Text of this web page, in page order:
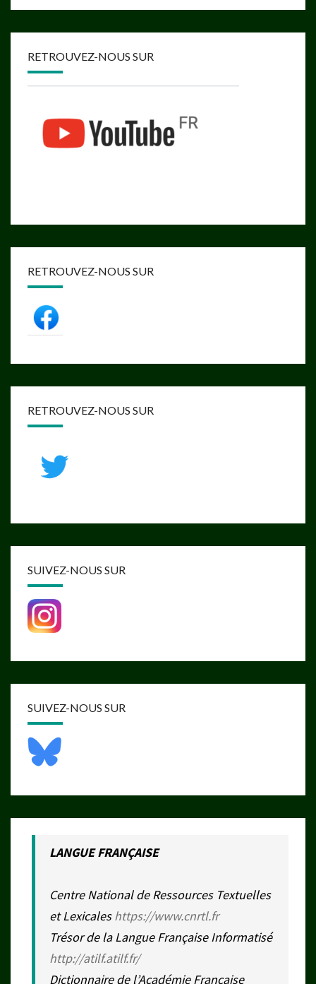
RETROUVEZ-NOUS SUR
RETROUVEZ-NOUS SUR
RETROUVEZ-NOUS SUR
SUIVEZ-NOUS SUR
SUIVEZ-NOUS SUR
LANGUE FRANÇAISE
Centre National de Ressources Textuelles
et Lexicaleshttps://www.cnrtl.fr
Trésor de la Langue Française Informatisé
http://atilf.atilf.fr/
Dictionnaire de l’Académie Française